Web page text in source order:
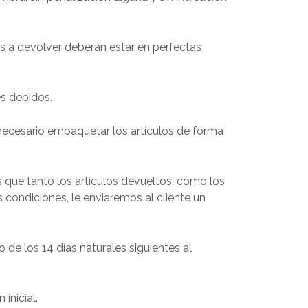
devolver deberán estar en perfectas
debidos.
empaquetar los artículos de forma
tanto los artículos devueltos, como los
le enviaremos al cliente un
los 14 días naturales siguientes al
inicial.